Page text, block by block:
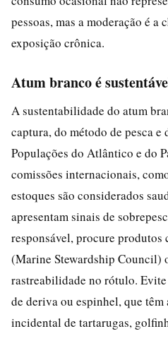
pessoas, mas a moderação é a
exposição crônica.
Atum branco é
A sustentabilidade do atum
captura, do método de pesca e
Populações do Atlântico e do
comissões internacionais,
estoques são considerados
apresentam sinais de
responsável, procure produtos
(Marine Stewardship Council)
rastreabilidade no rótulo. Evite
de deriva ou espinhel, que
incidental de tartarugas,